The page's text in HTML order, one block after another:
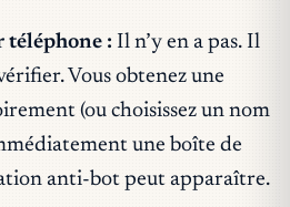
téléphone : Il n’y en a pas. Il
Vous obtenez une
(ou choisissez un nom
une boîte de
anti-bot peut apparaître.